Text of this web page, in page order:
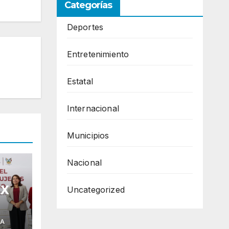
Categorías
Deportes
Entretenimiento
Estatal
Internacional
Municipios
Nacional
Uncategorized